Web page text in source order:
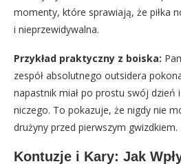
momenty, które sprawiają, że piłka
i nieprzewidywalna.
Przykład praktyczny z boiska:
zespół absolutnego outsidera
napastnik miał po prostu swój dzień
niczego. To pokazuje, że nigdy nie
drużyny przed pierwszym gwizdkiem.
Kontuzje i Kary: Jak